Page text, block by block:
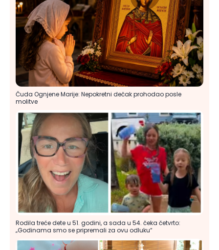
Čuda Ognjene Marije: Nepokretni dečak prohodao posle
molitve
Rodila treće dete u 51. godini, a sada u 54. čeka četvrto:
„Godinama smo se pripremali za ovu odluku“